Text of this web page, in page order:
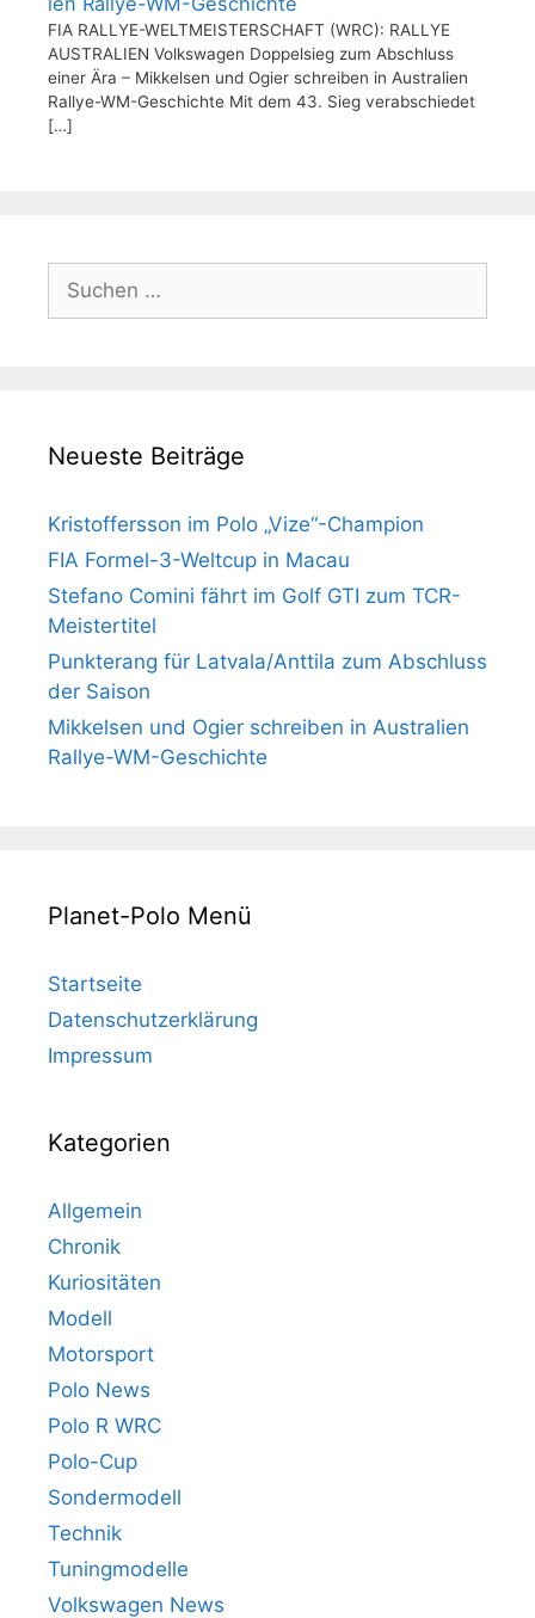
FIA RALLYE-WELTMEISTERSCHAFT (WRC): RALLYE
AUSTRALIEN Volkswagen Doppelsieg zum Abschluss
einer Ära – Mikkelsen und Ogier schreiben in Australien
Rallye-WM-Geschichte Mit dem 43. Sieg verabschiedet
[…]
Suchen
nach:
Neueste Beiträge
Kristoffersson im Polo „Vize“-Champion
FIA Formel-3-Weltcup in Macau
Stefano Comini fährt im Golf GTI zum TCR-
Meistertitel
Punkterang für Latvala/Anttila zum Abschluss
der Saison
Mikkelsen und Ogier schreiben in Australien
Rallye-WM-Geschichte
Planet-Polo Menü
Startseite
Datenschutzerklärung
Impressum
Kategorien
Allgemein
Chronik
Kuriositäten
Modell
Motorsport
Polo News
Polo R WRC
Polo-Cup
Sondermodell
Technik
Tuningmodelle
Volkswagen News